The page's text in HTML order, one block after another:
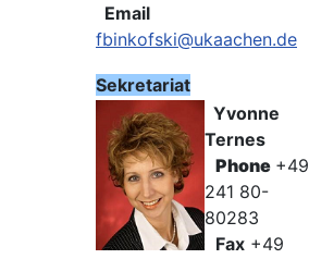
Email
fbinkofski@ukaachen.de
Sekretariat
Yvonne
Ternes
Phone +49
241 80-
80283
Fax +49